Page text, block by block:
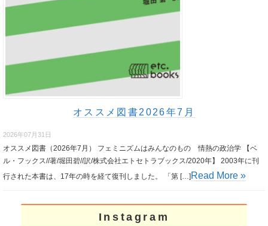
オススメ図書2026年7月
2026年07月31日
オススメ図書（2026年7月） フェミニズムはみんなのもの 情熱の政治学 【ベ
ル・フックス//著/堀田碧//訳/株式会社エトセトラブックス/2020年】 2003年に刊
行された本書は、17年の時を経て復刊しました。 「第 […]Read More »
Instagram